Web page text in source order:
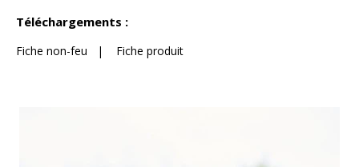
Téléchargements :
Fiche non-feu | Fiche produit